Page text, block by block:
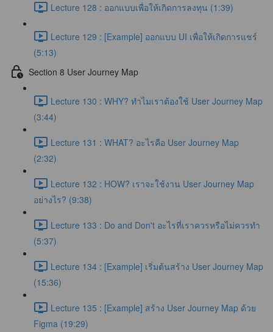
Lecture 128 : ออกแบบเพื่อให้เกิดการลงทุน (1:39)
Lecture 129 : [Example] ออกแบบ UI เพื่อให้เกิดการแชร์
(5:13)
Section 8 User Journey Map
Lecture 130 : WHY? ทำไมเราต้องใช้ User Journey Map
(3:44)
Lecture 131 : WHAT? อะไรคือ User Journey Map
(2:32)
Lecture 132 : HOW? เราจะใช้งาน User Journey Map
อย่างไร? (9:38)
Lecture 133 : Do and Don't อะไรที่เราควรหรือไม่ควรทำ
(5:37)
Lecture 134 : [Example] เริ่มต้นสร้าง User Journey Map
(15:36)
Lecture 135 : [Example] สร้าง User Journey Map ด้วย
Figma (19:29)